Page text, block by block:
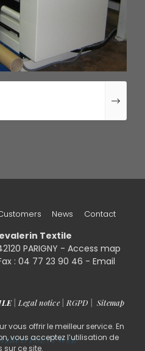
News Contact
Textile
PARIGNY - Access map
: 04 77 23 90 46 - Email
| Legal notice| RGPD Sitemap
SERCO POINT WEB
vous offrir le meilleur service. En
vous acceptez l’utilisation de
sur ce site.